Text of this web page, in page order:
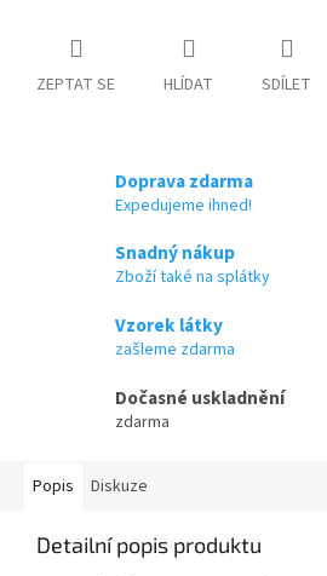
ZEPTAT SE HLÍDAT SDÍLET
Doprava zdarma
Expedujeme ihned!
Snadný nákup
Zboží také na splátky
Vzorek látky
zašleme zdarma
Dočasné uskladnění
zdarma
Popis Diskuze
Detailní popis produktu